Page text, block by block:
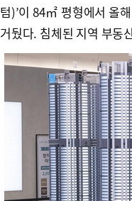
텀)’이 84㎡ 평형에서 올
거뒀다. 침체된 지역 부동